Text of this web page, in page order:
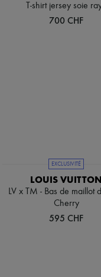
T-shirt jersey soie
700 CHF
EXCLUSIVITÉ
LOUIS VUITTON
LV x TM - Bas de maillot
Cherry
595 CHF